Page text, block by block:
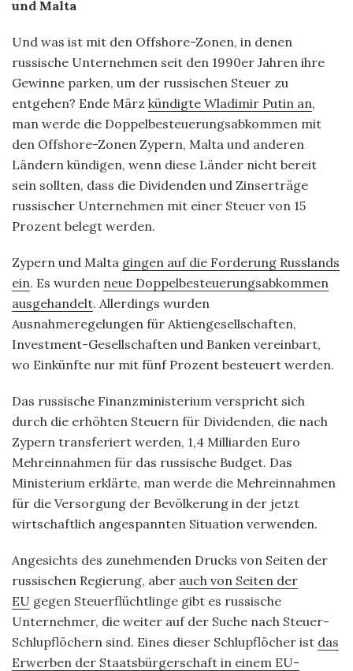
und Malta
Und was ist mit den Offshore-Zonen, in denen
russische Unternehmen seit den 1990er Jahren ihre
Gewinne parken, um der russischen Steuer zu
entgehen? Ende März kündigte Wladimir Putin an,
man werde die Doppelbesteuerungsabkommen mit
den Offshore-Zonen Zypern, Malta und anderen
Ländern kündigen, wenn diese Länder nicht bereit
sein sollten, dass die Dividenden und Zinserträge
russischer Unternehmen mit einer Steuer von 15
Prozent belegt werden.
Zypern und Malta gingen auf die Forderung Russlands
ein. Es wurden neue Doppelbesteuerungsabkommen
ausgehandelt. Allerdings wurden
Ausnahmeregelungen für Aktiengesellschaften,
Investment-Gesellschaften und Banken vereinbart,
wo Einkünfte nur mit fünf Prozent besteuert werden.
Das russische Finanzministerium verspricht sich
durch die erhöhten Steuern für Dividenden, die nach
Zypern transferiert werden, 1,4 Milliarden Euro
Mehreinnahmen für das russische Budget. Das
Ministerium erklärte, man werde die Mehreinnahmen
für die Versorgung der Bevölkerung in der jetzt
wirtschaftlich angespannten Situation verwenden.
Angesichts des zunehmenden Drucks von Seiten der
russischen Regierung, aber auch von Seiten der
EU gegen Steuerflüchtlinge gibt es russische
Unternehmer, die weiter auf der Suche nach Steuer-
Schlupflöchern sind. Eines dieser Schlupflöcher ist das
Erwerben der Staatsbürgerschaft in einem EU-